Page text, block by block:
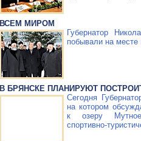
ВСЕМ МИРОМ
Губернатор
побывали на месте
В БРЯНСКЕ ПЛАНИРУЮТ
Сегодня
на котором
к озеру
спортивно-